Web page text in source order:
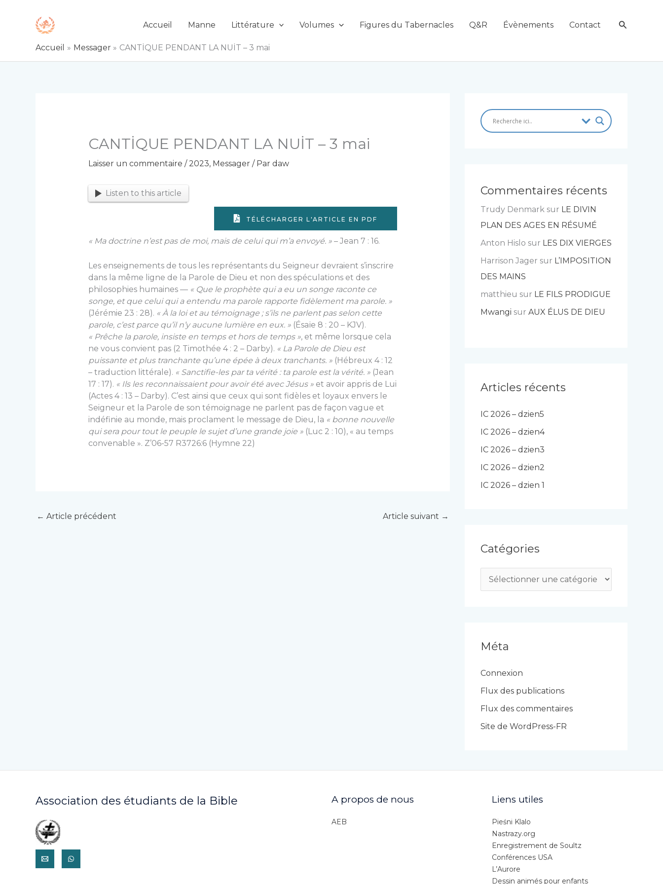
Accueil Manne Littérature Volumes Figures du Tabernacles Q&R Évènements Contact
Accueil Messager CANTİQUE PENDANT LA NUİT – 3 mai
CANTİQUE PENDANT LA NUİT – 3 mai
Laisser un commentaire / 2023, Messager/ Par daw
Listen to this article
TÉLÉCHARGER L'ARTICLE EN PDF
« Ma doctrine n’est pas de moi, mais de celui qui m’a envoyé. »– Jean 7 : 16.
Les enseignements de tous les représentants du Seigneur devraient s’inscrire
dans la même ligne de la Parole de Dieu et non des spéculations et des
philosophies humaines — « Que le prophète qui a eu un songe raconte ce
songe, et que celui qui a entendu ma parole rapporte fidèlement ma parole. »
(Jérémie 23 : 28). « À la loi et au témoignage ; s’ils ne parlent pas selon cette
parole, c’est parce qu’il n’y aucune lumière en eux. » (Ésaïe 8 : 20 – KJV).
« Prêche la parole, insiste en temps et hors de temps », et même lorsque cela
ne vous convient pas (2 Timothée 4 : 2 – Darby). « La Parole de Dieu est
puissante et plus tranchante qu’une épée à deux tranchants. »(Hébreux 4 : 12
– traduction littérale). « Sanctifie-les par ta vérité : ta parole est la vérité. »(Jean
17 : 17). « Ils les reconnaissaient pour avoir été avec Jésus »et avoir appris de Lui
(Actes 4 : 13 – Darby). C’est ainsi que ceux qui sont fidèles et loyaux envers le
Seigneur et la Parole de son témoignage ne parlent pas de façon vague et
indéfinie au monde, mais proclament le message de Dieu, la « bonne nouvelle
qui sera pour tout le peuple le sujet d’une grande joie »(Luc 2 : 10), « au temps
convenable ». Z’06-57 R3726:6 (Hymne 22)
← Article précédent Article suivant →
Commentaires récents
Trudy Denmark sur LE DIVIN
PLAN DES AGES EN RÉSUMÉ
Anton Hislo sur LES DIX VIERGES
Harrison Jager sur L’IMPOSITION
DES MAINS
matthieu sur LE FILS PRODIGUE
Mwangi sur AUX ÉLUS DE DIEU
Articles récents
IC 2026 – dzien5
IC 2026 – dzien4
IC 2026 – dzien3
IC 2026 – dzien2
IC 2026 – dzien 1
Catégories
a
r
i
Méta
Connexion
Flux des publications
Flux des commentaires
Site de WordPress-FR
Association des étudiants de la Bible A propos de nous
AEB
Liens utiles
Pieśni Klalo
Nastrazy.org
Enregistrement de Soultz
Conférences USA
L’Aurore
Dessin animés pour enfants